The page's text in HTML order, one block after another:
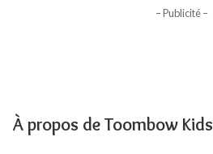
– Publicité –
À propos de Toombow Kids